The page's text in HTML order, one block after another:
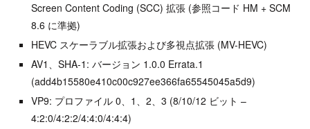
Screen Content Coding (SCC) 拡張 (参照コード HM + SCM
8.6 に準拠)
HEVC スケーラブル拡張および多視点拡張 (MV-HEVC)
AV1、SHA-1: バージョン 1.0.0 Errata.1
(add4b15580e410c00c927ee366fa65545045a5d9)
VP9: プロファイル 0、1、2、3 (8/10/12 ビット –
4:2:0/4:2:2/4:4:0/4:4:4)